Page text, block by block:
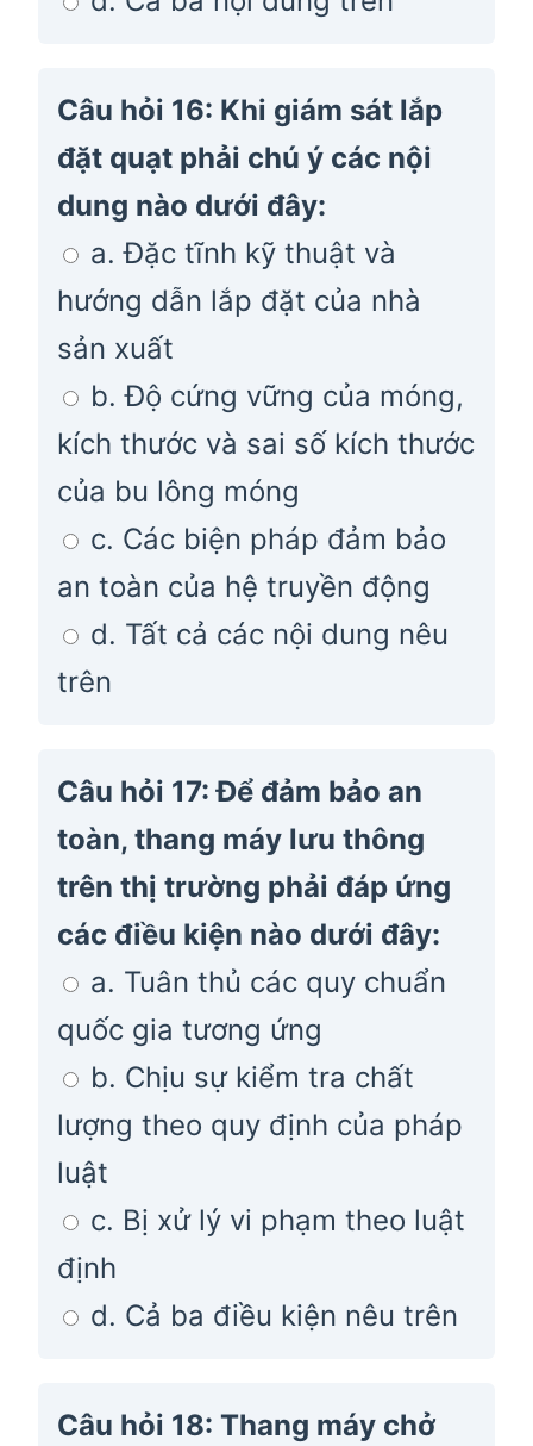
Câu hỏi 16: Khi giám sát lắp
đặt quạt phải chú ý các nội
dung nào dưới đây:
a. Đặc tĩnh kỹ thuật và
hướng dẫn lắp đặt của nhà
sản xuất
b. Độ cứng vững của móng,
kích thước và sai số kích thước
của bu lông móng
c. Các biện pháp đảm bảo
an toàn của hệ truyền động
d. Tất cả các nội dung nêu
trên
Câu hỏi 17: Để đảm bảo an
toàn, thang máy lưu thông
trên thị trường phải đáp ứng
các điều kiện nào dưới đây:
a. Tuân thủ các quy chuẩn
quốc gia tương ứng
b. Chịu sự kiểm tra chất
lượng theo quy định của pháp
luật
c. Bị xử lý vi phạm theo luật
định
d. Cả ba điều kiện nêu trên
Câu hỏi 18: Thang máy chở